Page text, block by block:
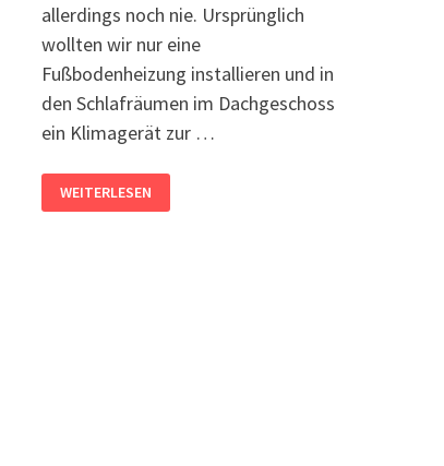
allerdings noch nie. Ursprünglich
wollten wir nur eine
Fußbodenheizung installieren und in
den Schlafräumen im Dachgeschoss
ein Klimagerät zur …
KLIMADECKE
–
WEITERLESEN